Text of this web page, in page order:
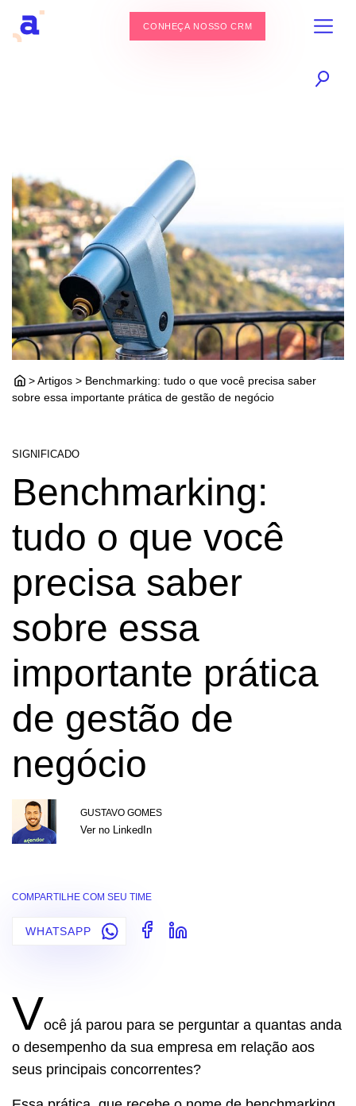
CONHEÇA NOSSO CRM
> Artigos > Benchmarking: tudo o que você precisa saber
sobre essa importante prática de gestão de negócio
SIGNIFICADO
Benchmarking:
tudo o que você
precisa saber
sobre essa
importante prática
de gestão de
negócio
GUSTAVO GOMES
Ver no LinkedIn
COMPARTILHE COM SEU TIME
WHATSAPP
Você já parou para se perguntar a quantas anda
o desempenho da sua empresa em relação aos
seus principais concorrentes?